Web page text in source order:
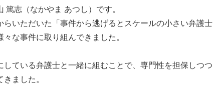
篤志（なかやま あつし）です。
らいただいた「事件から逃げるとスケールの小さい弁護士
な事件に取り組んできました。
している弁護士と一緒に組むことで、専門性を担保しつつ
ました。